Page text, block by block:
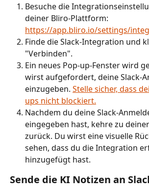
Besuche die
deiner Bliro-Plattform:
https://app.bliro.io/settings/
Finde die Slack-Integration und
"Verbinden".
Ein neues Pop-up-Fenster wird
wirst aufgefordert, deine Slack-
einzugeben. Stelle sicher, dass
ups nicht blockiert.
Nachdem du deine Slack-
eingegeben hast, kehre zu
zurück. Du wirst eine visuelle
sehen, dass du die Integration
hinzugefügt hast.
Sende die KI Notizen an